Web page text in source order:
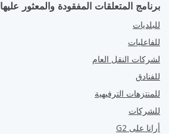
برنامج المتعلقات المفقودة والمعثور عليها
للبلديات
للفاعليات
لشركات النقل العام
للفنادق
للمنتزهات الترفيهية
للشركات
أرانا على G2